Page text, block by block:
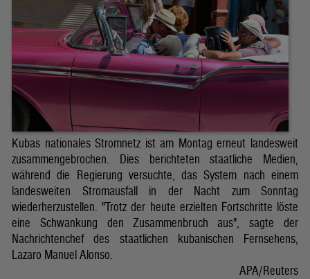
Kubas nationales Stromnetz ist am Montag erneut landesweit
zusammengebrochen. Dies berichteten staatliche Medien,
während die Regierung versuchte, das System nach einem
landesweiten Stromausfall in der Nacht zum Sonntag
wiederherzustellen. "Trotz der heute erzielten Fortschritte löste
eine Schwankung den Zusammenbruch aus", sagte der
Nachrichtenchef des staatlichen kubanischen Fernsehens,
Lazaro Manuel Alonso.
APA/Reuters